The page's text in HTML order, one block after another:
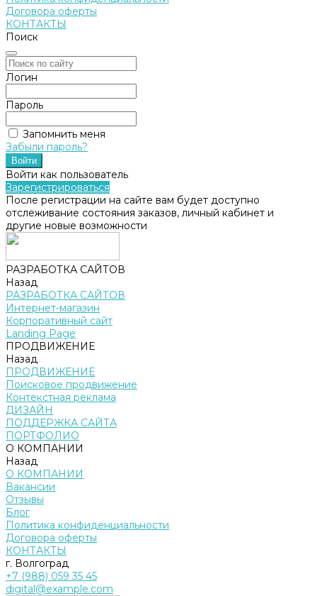
Договора оферты
КОНТАКТЫ
Поиск
Логин
Пароль
Запомнить меня
Забыли пароль?
Войти как пользователь
Зарегистрироваться
После регистрации на сайте вам будет доступно
отслеживание состояния заказов, личный кабинет и
другие новые возможности
РАЗРАБОТКА САЙТОВ
Назад
РАЗРАБОТКА САЙТОВ
Интернет-магазин
Корпоративный сайт
Landing Page
ПРОДВИЖЕНИЕ
Назад
ПРОДВИЖЕНИЕ
Поисковое продвижение
Контекстная реклама
ДИЗАЙН
ПОДДЕРЖКА САЙТА
ПОРТФОЛИО
О КОМПАНИИ
Назад
О КОМПАНИИ
Вакансии
Отзывы
Блог
Политика конфиденциальности
Договора оферты
КОНТАКТЫ
г. Волгоград
+7 (988) 059 35 45
digital@example.com